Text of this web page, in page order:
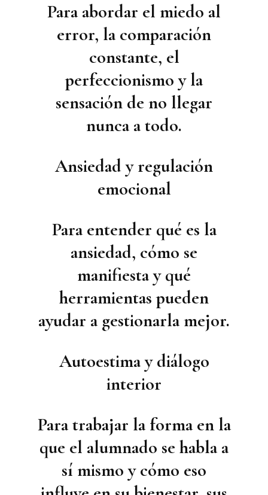
Para abordar el miedo al
error, la comparación
constante, el
perfeccionismo y la
sensación de no llegar
nunca a todo.
Ansiedad y regulación
emocional
Para entender qué es la
ansiedad, cómo se
manifiesta y qué
herramientas pueden
ayudar a gestionarla mejor.
Autoestima y diálogo
interior
Para trabajar la forma en la
que el alumnado se habla a
sí mismo y cómo eso